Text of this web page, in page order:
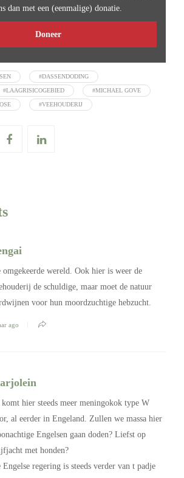
dan met een (eenmalige) donatie.
Doneer
#DASSENDODING
#LAAGRISICOGEBIED #MICHAEL GOVE
#VEEHOUDERIJ
omgekeerde wereld. Ook hier is weer de
de schuldige, maar moet de natuur
voor hun moordzuchtige hebzucht.
ago
hier steeds meer meningokok type W
al eerder in Engeland. Zullen we massa hier
Engelsen gaan doden? Liefst op
met honden?
Engelse regering is steeds verder van t padje